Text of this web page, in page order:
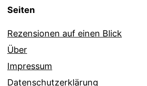
Seiten
Rezensionen auf einen Blick
Über
Impressum
Datenschutzerklärung